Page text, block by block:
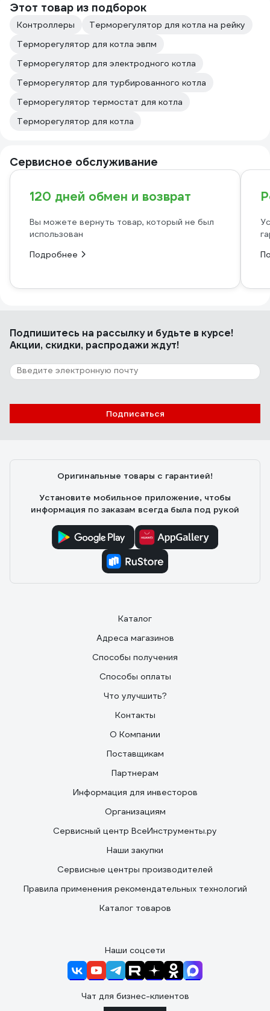
Этот товар из подборок
Контроллеры
Терморегулятор для котла на рейку
Терморегулятор для котла эвпм
Терморегулятор для электродного котла
Терморегулятор для турбированного котла
Терморегулятор термостат для котла
Терморегулятор для котла
Сервисное обслуживание
120 дней обмен и возврат
Вы можете вернуть товар, который не был
использован
Подробнее
Подпишитесь на рассылкуи будьте в курсе!
Акции, скидки, распродажи ждут!
Подписаться
Оригинальные товары с гарантией!
Установите мобильное приложение, чтобы
информация по заказам всегда была под рукой
Каталог
Адреса магазинов
Способы получения
Способы оплаты
Что улучшить?
Контакты
О Компании
Поставщикам
Партнерам
Информация для инвесторов
Организациям
Сервисный центр ВсеИнструменты.ру
Наши закупки
Сервисные центры производителей
Правила применения рекомендательных технологий
Каталог товаров
Наши соцсети
Чат для бизнес-клиентов